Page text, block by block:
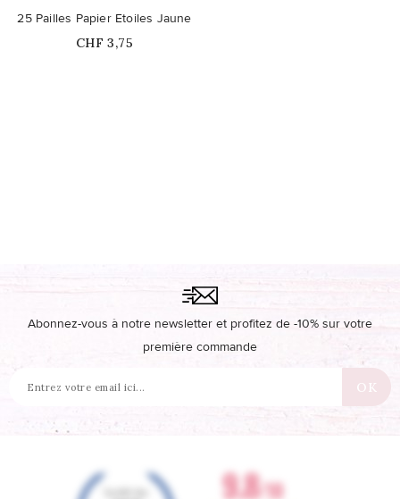
25 Pailles Papier Etoiles Jaune
Prix
CHF 3,75
Abonnez-vous à notre newsletter et profitez de -10% sur votre
première commande